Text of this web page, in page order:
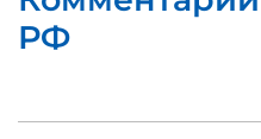
РФ